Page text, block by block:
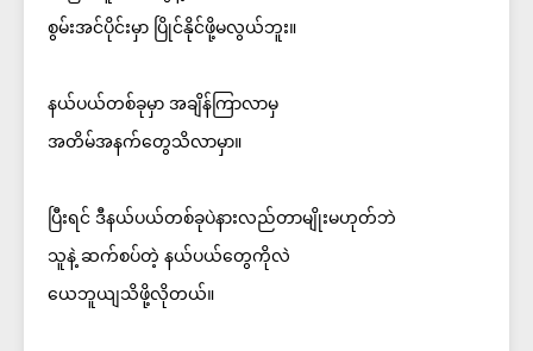
စွမ်းအင်ပိုင်းမှာ ပြိုင်နိုင်ဖို့မလွယ်ဘူး။
နယ်ပယ်တစ်ခုမှာ အချိန်ကြာလာမှ
အတိမ်အနက်တွေသိလာမှာ။
ပြီးရင် ဒီနယ်ပယ်တစ်ခုပဲနားလည်တာမျိုးမဟုတ်ဘဲ
သူနဲ့ ဆက်စပ်တဲ့ နယ်ပယ်တွေကိုလဲ
ယေဘူယျသိဖို့လိုတယ်။